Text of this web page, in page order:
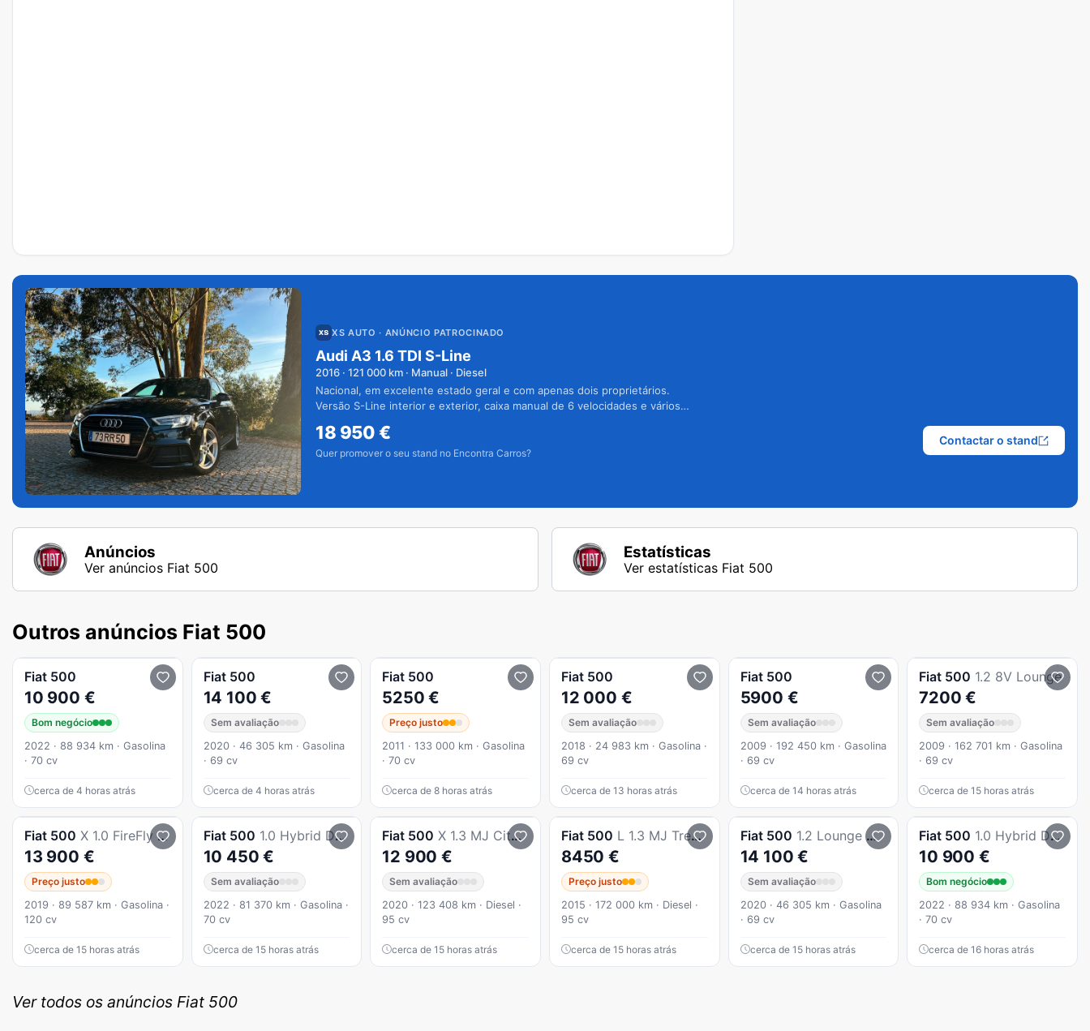
XS AUTO · ANÚNCIO PATROCINADO
Audi A3 1.6 TDI S-Line
2016 · 121 000 km · Manual · Diesel
Nacional, em excelente estado geral e com apenas dois proprietários.
Versão S-Line interior e exterior, caixa manual de 6 velocidades e vários
18 950€
Quer promover o seu stand no Encontra Carros?
Contactar o stand
Anúncios
Ver anúncios Fiat 500
Estatísticas
Ver estatísticas Fiat 500
Outros anúncios Fiat 500
Fiat 500
10 900 €
Bom negócio
2022 · 88 934 km · Gasolina
· 70 cv
cerca de 4 horas atrás
Fiat 500
14 100 €
Sem avaliação
2020 · 46 305 km · Gasolina
· 69 cv
cerca de 4 horas atrás
Fiat 500
5250 €
Preço justo
2011 · 133 000 km · Gasolina
· 70 cv
cerca de 8 horas atrás
Fiat 500
12 000 €
Sem avaliação
2018 · 24 983 km · Gasolina ·
69 cv
cerca de 13 horas atrás
Fiat 500
5900 €
Sem avaliação
2009 · 192 450 km · Gasolina
· 69 cv
cerca de 14 horas atrás
Fiat 500 1.2 8V Lounge
7200 €
Sem avaliação
2009 · 162 701 km · Gasolina
· 69 cv
cerca de 15 horas atrás
Fiat 500 X 1.0 FireFly City Cross
13 900 €
Preço justo
2019 · 89 587 km · Gasolina ·
120 cv
cerca de 15 horas atrás
Fiat 500 1.0 Hybrid Dolcevita
10 450 €
Sem avaliação
2022 · 81 370 km · Gasolina ·
70 cv
cerca de 15 horas atrás
Fiat 500 X 1.3 MJ City Cross
12 900 €
Sem avaliação
2020 · 123 408 km · Diesel ·
95 cv
cerca de 15 horas atrás
Fiat 500 L 1.3 MJ Trekking S&S
8450 €
Preço justo
2015 · 172 000 km · Diesel ·
95 cv
cerca de 15 horas atrás
Fiat 500 1.2 Lounge MTA
14 100 €
Sem avaliação
2020 · 46 305 km · Gasolina
· 69 cv
cerca de 15 horas atrás
Fiat 500 1.0 Hybrid Dolcevita
10 900 €
Bom negócio
2022 · 88 934 km · Gasolina
· 70 cv
cerca de 16 horas atrás
Ver todos os anúncios Fiat 500